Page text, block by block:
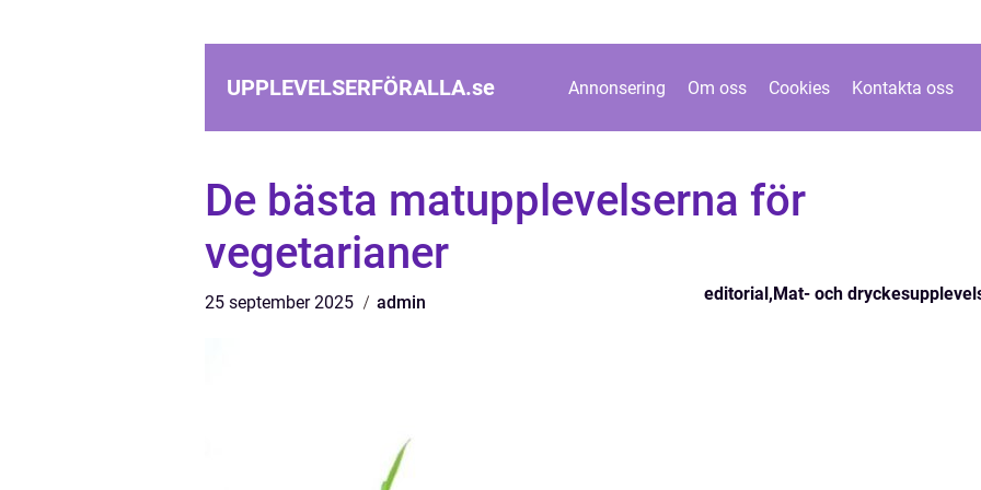
UPPLEVELSERFÖRALLA.se Annonsering Om oss Cookies Kontakta oss
De bästa matupplevelserna för
vegetarianer
25 september 2025 admin editorial,Mat- och